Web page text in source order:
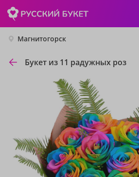
Магнитогорск
Букет из 11 радужных роз